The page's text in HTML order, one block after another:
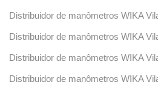
Distribuidor de manômetros WIKA
Distribuidor de manômetros WIKA
Distribuidor de manômetros WIKA
Distribuidor de manômetros WIKA